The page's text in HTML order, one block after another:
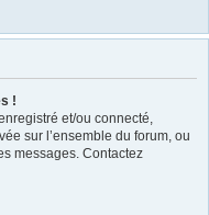
!
et/ou connecté,
sur l’ensemble du forum, ou
messages. Contactez